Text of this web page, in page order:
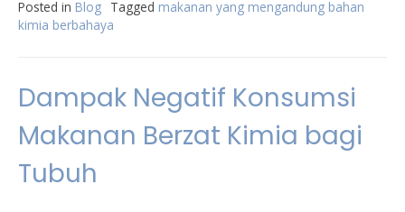
Posted in Blog Tagged makanan yang mengandung bahan
kimia berbahaya
Dampak Negatif Konsumsi
Makanan Berzat Kimia bagi
Tubuh